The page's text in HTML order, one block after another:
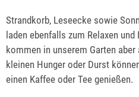
Strandkorb, Leseecke sowie
laden ebenfalls zum Relaxen
kommen in unserem Garten
kleinen Hunger oder Durst
einen Kaffee oder Tee genießen.